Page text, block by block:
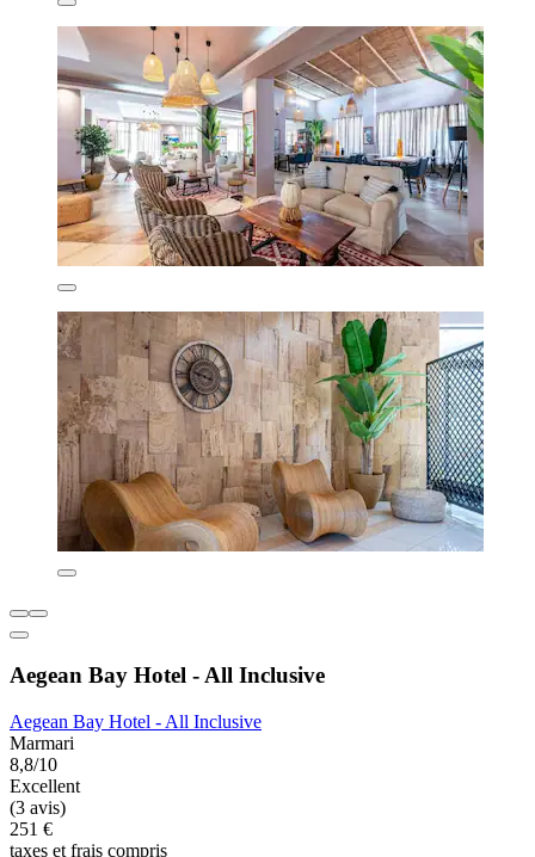
Aegean Bay Hotel - All Inclusive
Aegean Bay Hotel - All Inclusive
Marmari
8,8/10
Excellent
(3 avis)
251 €
taxes et frais compris